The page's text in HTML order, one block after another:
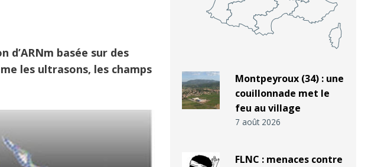
basée sur des
les ultrasons, les champs
Montpeyroux (34) : une
couillonnade met le
feu au village
7 août 2026
FLNC : menaces contre